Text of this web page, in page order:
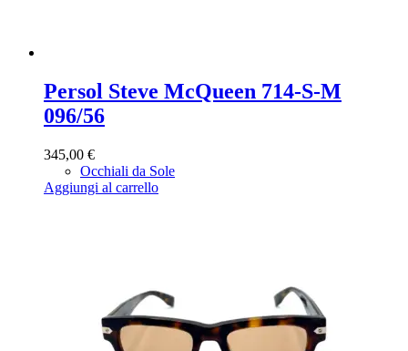
Persol Steve McQueen 714-S-M
096/56
345,00 €
Occhiali da Sole
Aggiungi al carrello